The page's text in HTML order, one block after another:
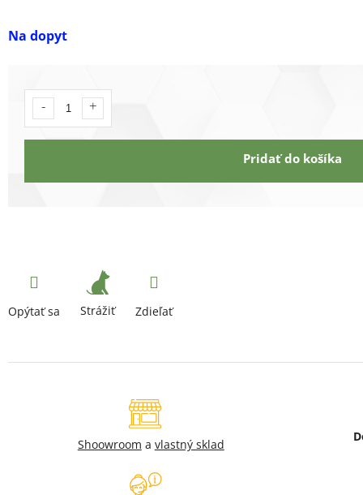
Na dopyt
Pridať do košíka
Opýtať sa Strážiť Zdieľať
Shoowroom a vlastný sklad